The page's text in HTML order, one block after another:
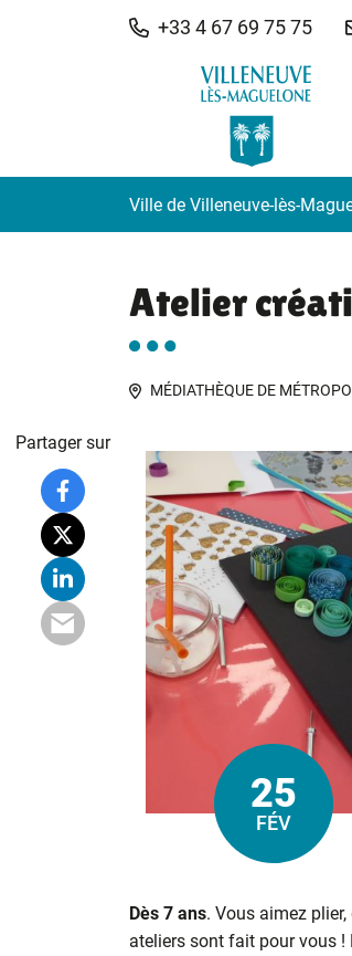
+33 4 67 69 75 75
Ville de Villeneuve-lès-
Atelier
MÉDIATHÈQUE DE
Le
25
FÉV
Dès 7 ans. Vous aimez
ateliers sont fait pour vous
Partager sur